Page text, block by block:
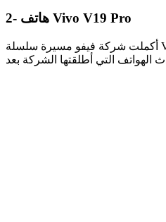
2- هاتف Vivo V19 Pro
أكملت شركة فيفو مسيرة سلسلة V بهاتف Vivo V19 Pro، حيث